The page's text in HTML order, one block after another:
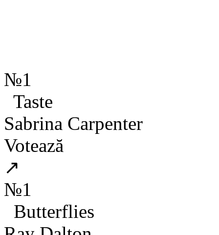
№1
Taste
Sabrina Carpenter
Votează
↗
№1
Butterflies